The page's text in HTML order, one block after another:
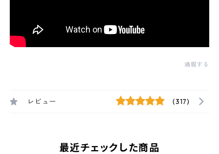
通報する
レビュー (317)
最近チェックした商品